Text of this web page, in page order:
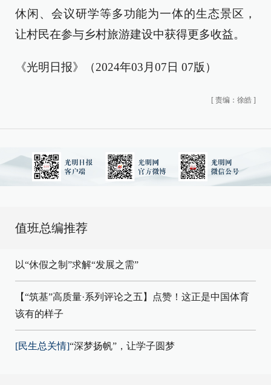
休闲、会议研学等多功能为一体的生态景区，
让村民在参与乡村旅游建设中获得更多收益。
《光明日报》（2024年03月07日 07版）
[ 责编：徐皓 ]
值班总编推荐
以“休假之制”求解“发展之需”
【“筑基”高质量·系列评论之五】点赞！这正是中国体育
该有的样子
[民生总关情]“深梦扬帆”，让学子圆梦